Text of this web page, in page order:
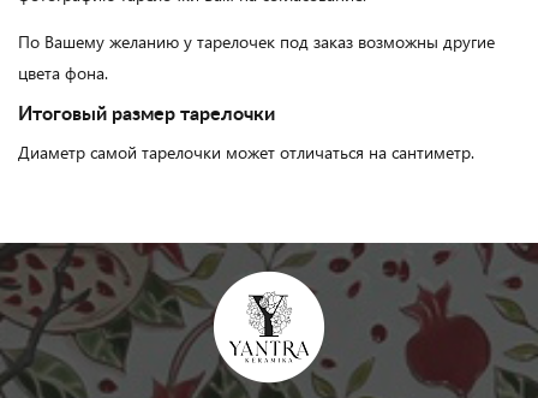
По Вашему желанию у тарелочек под заказ возможны другие
цвета фона.
Итоговый размер тарелочки
Диаметр самой тарелочки может отличаться на сантиметр.